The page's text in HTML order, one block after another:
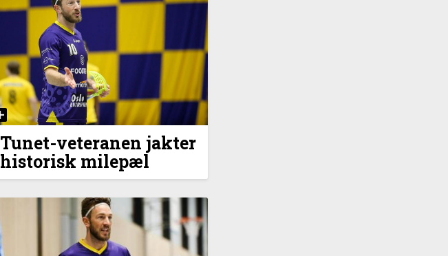
Tunet-veteranen jakter
historisk milepæl